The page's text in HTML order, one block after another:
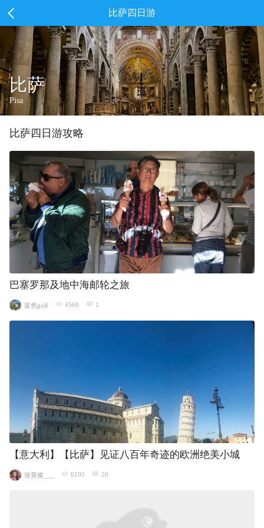
比萨四日游
比萨
Pisa
比萨四 日游攻略
巴塞罗那及地中海邮轮之旅
蓝色golf 4568 1
【意大利】【比萨】见证八百年奇迹的欧洲绝美小城
张英俊___ 6105 20